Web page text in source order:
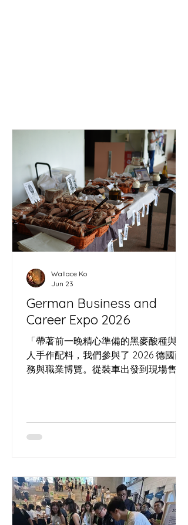
酸味麵包的由來 : 哨牙 & SOUR
German Business and
Career Expo 2026
「帶著前一晚精心準備的黑麥酸種與職
人手作配料，我們參與了 2026 德國商
務與職業博覽。從裝車出發到現場售
Wallace Ko
Jun 23